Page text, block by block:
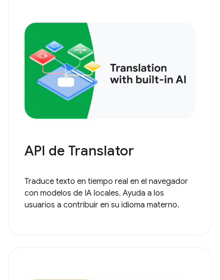
API de Translator
Traduce texto en tiempo real en el navegador
con modelos de IA locales. Ayuda a los
usuarios a contribuir en su idioma materno.